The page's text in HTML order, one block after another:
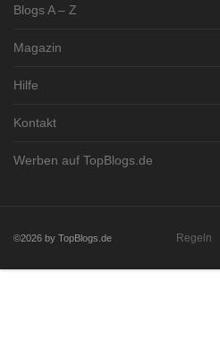
Blogs A – Z
Magazin
Hilfe
Kontakt
Werben auf TopBlogs.de
©2026 by TopBlogs.de Regeln